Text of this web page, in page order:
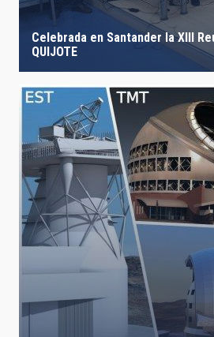
Celebrada en Santander la XIII
QUIJOTE